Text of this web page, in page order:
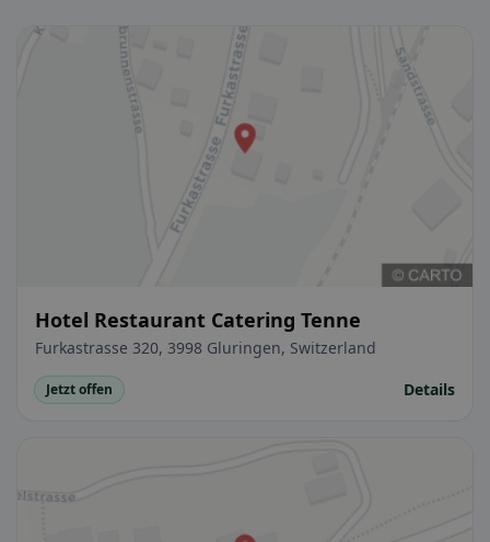
Hotel Restaurant Catering Tenne
Furkastrasse 320, 3998 Gluringen, Switzerland
Jetzt offen Details